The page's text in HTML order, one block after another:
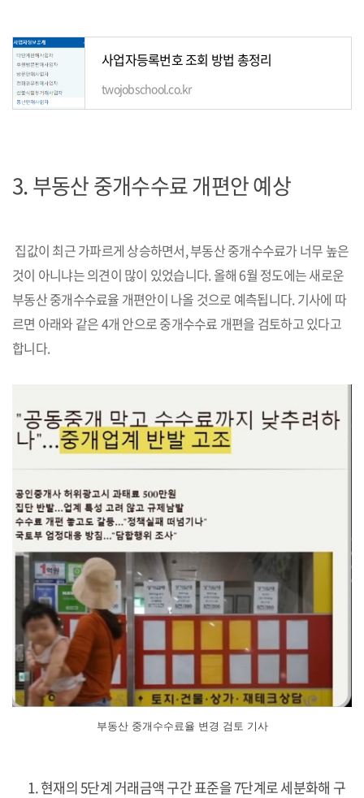
사업자등록번호 조회 방법 총정리
twojobschool.co.kr
3. 부동산 중개수수료 개편안 예상
집값이 최근 가파르게 상승하면서, 부동산 중개수수료가 너무 높은
것이 아니냐는 의견이 많이 있었습니다. 올해 6월 정도에는 새로운
부동산 중개수수료율 개편안이 나올 것으로 예측됩니다. 기사에 따
르면 아래와 같은 4개 안으로 중개수수료 개편을 검토하고 있다고
합니다.
부동산 중개수수료율 변경 검토 기사
현재의 5단계 거래금액 구간 표준을 7단계로 세분화해 구